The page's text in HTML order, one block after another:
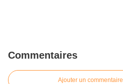
Commentaires
Ajouter un commentaire